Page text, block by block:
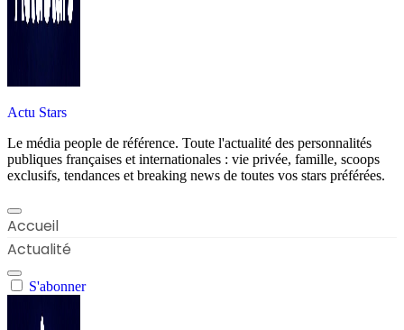
Actu Stars
Le média people de référence. Toute l'actualité des personnalités
publiques françaises et internationales : vie privée, famille, scoops
exclusifs, tendances et breaking news de toutes vos stars préférées.
Accueil
Actualité
S'abonner